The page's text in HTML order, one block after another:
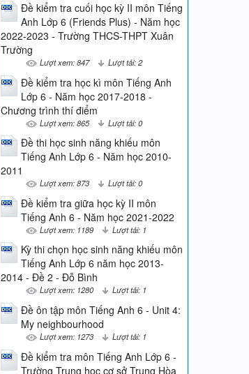
Đề kiểm tra cuối học kỳ II môn Tiếng
Anh Lớp 6 (Friends Plus) - Năm học
2022-2023 - Trường THCS-THPT Xuân
Trường
Lượt xem: 847 Lượt tải: 2
Đề kiểm tra học kì môn Tiếng Anh
Lớp 6 - Năm học 2017-2018 -
Chương trình thí điểm
Lượt xem: 865 Lượt tải: 0
Đề thi học sinh năng khiếu môn
Tiếng Anh Lớp 6 - Năm học 2010-
2011
Lượt xem: 873 Lượt tải: 0
Đề kiểm tra giữa học kỳ II môn
Tiếng Anh 6 - Năm học 2021-2022
Lượt xem: 1189 Lượt tải: 1
Kỳ thi chọn học sinh năng khiếu môn
Tiếng Anh Lớp 6 năm học 2013-
2014 - Đề 2 - Đỗ Bình
Lượt xem: 1280 Lượt tải: 1
Đề ôn tập môn Tiếng Anh 6 - Unit 4:
My neighbourhood
Lượt xem: 1273 Lượt tải: 1
Đề kiểm tra môn Tiếng Anh Lớp 6 -
Trường Trung học cơ sở Trung Hòa